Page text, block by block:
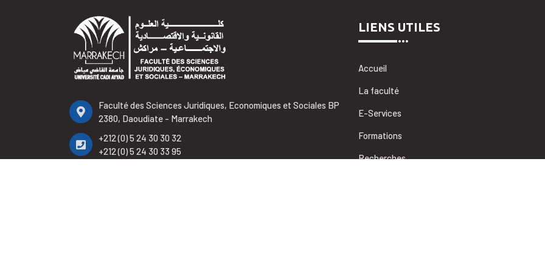
Faculté des Sciences Juridiques, Economiques et Sociales BP
2380, Daoudiate - Marrakech
+212 (0) 5 24 30 30 32
+212 (0) 5 24 30 33 95
LIENS UTILES
Accueil
La faculté
E-Services
Formations
Recherches